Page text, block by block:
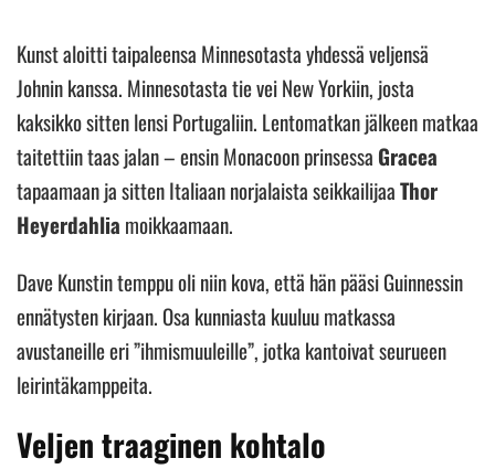
Kunst aloitti taipaleensa Minnesotasta yhdessä veljensä
Johnin kanssa. Minnesotasta tie vei New Yorkiin, josta
kaksikko sitten lensi Portugaliin. Lentomatkan jälkeen matkaa
taitettiin taas jalan – ensin Monacoon prinsessa Gracea
tapaamaan ja sitten Italiaan norjalaista seikkailijaaThor
Heyerdahlia moikkaamaan.
Dave Kunstin temppu oli niin kova, että hän pääsi Guinnessin
ennätysten kirjaan. Osa kunniasta kuuluu matkassa
avustaneille eri ”ihmismuuleille”, jotka kantoivat seurueen
leirintäkamppeita.
Veljen traaginen kohtalo